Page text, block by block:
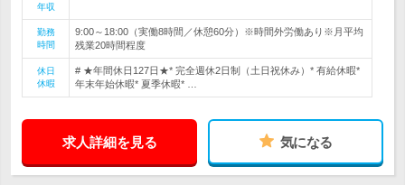
年収
勤務
時間
9:00～18:00（実働8時間／休憩60分）※時間外労働あり※月平均
残業20時間程度
休日
休暇
# ★年間休日127日★* 完全週休2日制（土日祝休み）* 有給休暇*
年末年始休暇* 夏季休暇* …
求人詳細を見る 気になる